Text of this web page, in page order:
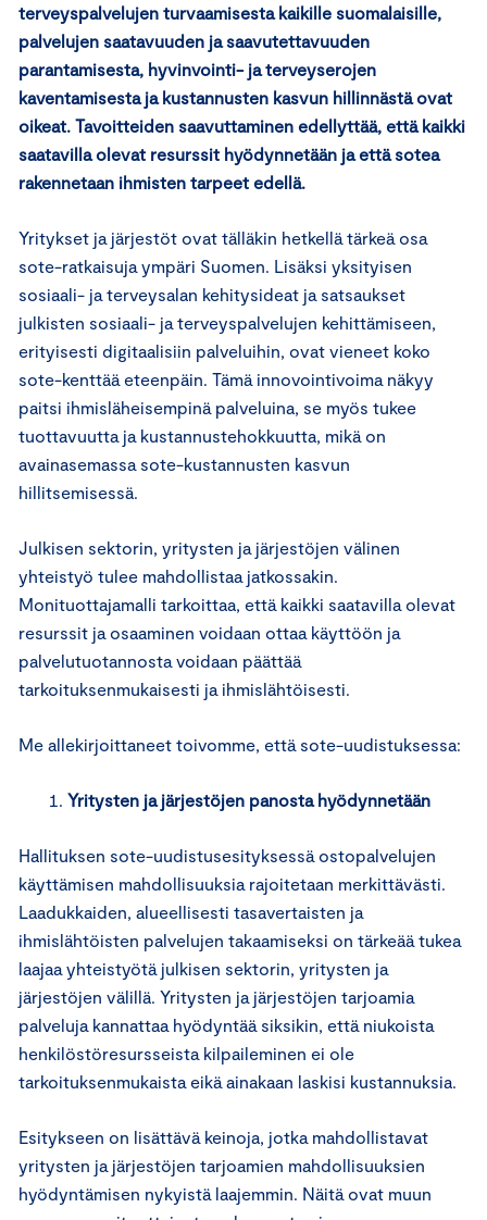
terveyspalvelujen turvaamisesta kaikille suomalaisille,
palvelujen saatavuuden ja saavutettavuuden
parantamisesta, hyvinvointi- ja terveyserojen
kaventamisesta ja kustannusten kasvun hillinnästä ovat
oikeat. Tavoitteiden saavuttaminen edellyttää, että kaikki
saatavilla olevat resurssit hyödynnetään ja että sotea
rakennetaan ihmisten tarpeet edellä.
Yritykset ja järjestöt ovat tälläkin hetkellä tärkeä osa
sote-ratkaisuja ympäri Suomen. Lisäksi yksityisen
sosiaali- ja terveysalan kehitysideat ja satsaukset
julkisten sosiaali- ja terveyspalvelujen kehittämiseen,
erityisesti digitaalisiin palveluihin, ovat vieneet koko
sote-kenttää eteenpäin. Tämä innovointivoima näkyy
paitsi ihmisläheisempinä palveluina, se myös tukee
tuottavuutta ja kustannustehokkuutta, mikä on
avainasemassa sote-kustannusten kasvun
hillitsemisessä.
Julkisen sektorin, yritysten ja järjestöjen välinen
yhteistyö tulee mahdollistaa jatkossakin.
Monituottajamalli tarkoittaa, että kaikki saatavilla olevat
resurssit ja osaaminen voidaan ottaa käyttöön ja
palvelutuotannosta voidaan päättää
tarkoituksenmukaisesti ja ihmislähtöisesti.
Me allekirjoittaneet toivomme, että sote-uudistuksessa:
Yritysten ja järjestöjen panosta hyödynnetään
Hallituksen sote-uudistusesityksessä ostopalvelujen
käyttämisen mahdollisuuksia rajoitetaan merkittävästi.
Laadukkaiden, alueellisesti tasavertaisten ja
ihmislähtöisten palvelujen takaamiseksi on tärkeää tukea
laajaa yhteistyötä julkisen sektorin, yritysten ja
järjestöjen välillä. Yritysten ja järjestöjen tarjoamia
palveluja kannattaa hyödyntää siksikin, että niukoista
henkilöstöresursseista kilpaileminen ei ole
tarkoituksenmukaista eikä ainakaan laskisi kustannuksia.
Esitykseen on lisättävä keinoja, jotka mahdollistavat
yritysten ja järjestöjen tarjoamien mahdollisuuksien
hyödyntämisen nykyistä laajemmin. Näitä ovat muun